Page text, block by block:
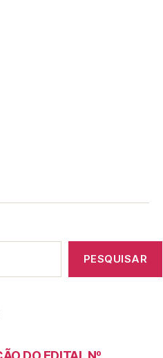
PESQUISAR